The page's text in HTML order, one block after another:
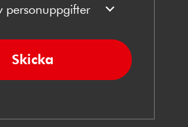
personuppgifter
Skicka